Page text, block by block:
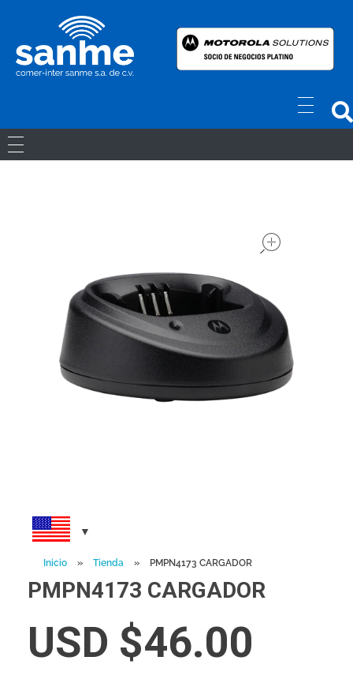
Portatiles Digital
REPETIDORES DIGITALES
ACCESORIOS
WAVE PTX
Inicio » Tienda » PMPN4173 CARGADOR
PMPN4173 CARGADOR
USD $46.00